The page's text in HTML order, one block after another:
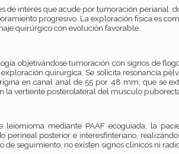
de interés que acude por tumoración perianal
progresivo. La exploración física es
quirúrgico con evolución favorable.
objetivándose tumoración con signos de
quirúrgica. Se solicita resonancia
en canal anal de 55 por 48 mm, que se
la vertiente posterolateral del musculo
leiomioma mediante PAAF ecoguiada, la
perineal posterior e interesfinteriano,
de seguimiento, no existen signos clínicos ni